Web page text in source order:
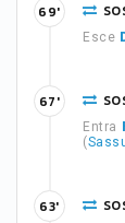
Esce
69'
Entra
(
67'
63'